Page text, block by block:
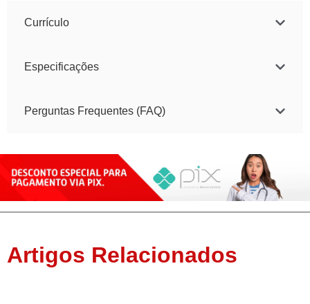
Currículo
Especificações
Perguntas Frequentes (FAQ)
Artigos Relacionados